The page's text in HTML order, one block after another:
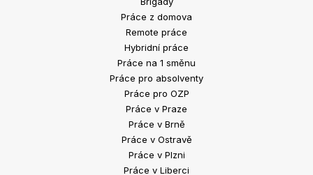
Práce z domova
Remote práce
Hybridní práce
Práce na 1 směnu
Práce pro absolventy
Práce pro OZP
Práce v Praze
Práce v Brně
Práce v Ostravě
Práce v Plzni
Práce v Liberci